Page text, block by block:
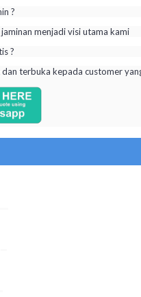
?
menjadi visi utama kami
?
dan terbuka kepada customer